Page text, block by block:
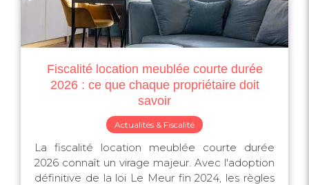
Fiscalité location meublée courte durée
2026 : ce que chaque propriétaire doit
savoir
Actualités & Fiscalité
La fiscalité location meublée courte durée
2026 connaît un virage majeur. Avec l'adoption
définitive de la loi Le Meur fin 2024, les règles